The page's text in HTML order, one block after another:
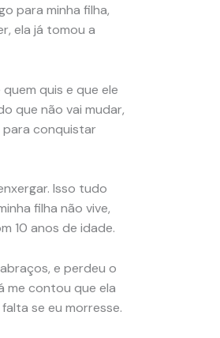
para minha filha,
ela já tomou a
quis e que ele
que não vai mudar,
para conquistar
Isso tudo
filha não vive,
10 anos de idade.
e perdeu o
me contou que ela
se eu morresse.